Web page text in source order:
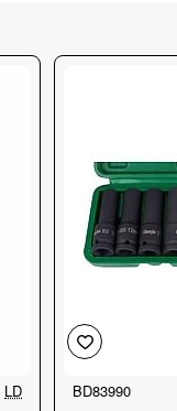
LD BD83990